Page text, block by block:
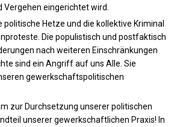
Vergehen eingerichtet wird.
politische Hetze und die kollek­ti­ve Krimi­na­l
Die populistisch und post­fak­tisch
nach weiteren Einschränkungen
sind ein Angriff auf uns Alle. Sie
gewerkschaftspolitischen
zur Durchsetzung unserer politischen
unserer gewerkschaftlichen Praxis! In